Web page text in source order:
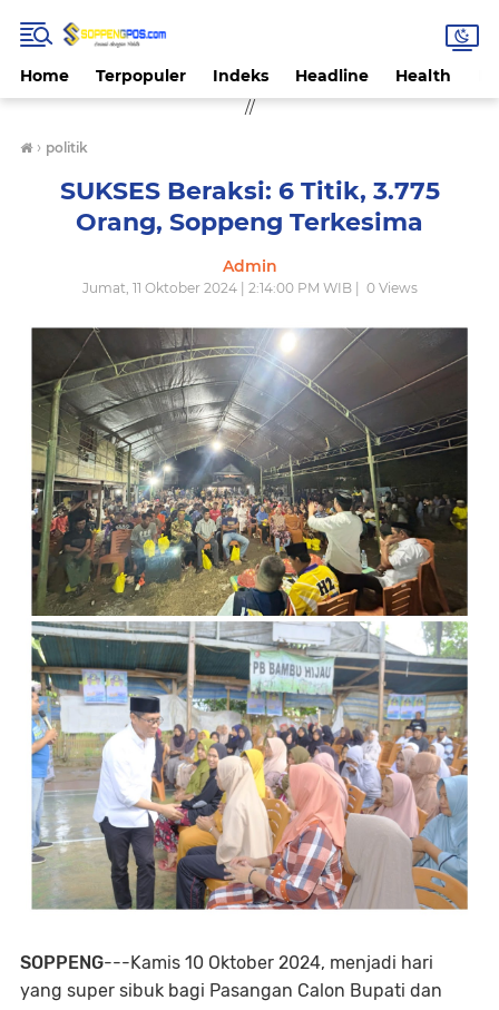
Home Terpopuler Indeks Headline Health
//
› politik
SUKSES Beraksi: 6 Titik, 3.775
Orang, Soppeng Terkesima
Admin
Jumat, 11 Oktober 2024 | 2:14:00 PM WIB | 0Views
SOPPENG---Kamis 10 Oktober 2024, menjadi hari
yang super sibuk bagi Pasangan Calon Bupati dan